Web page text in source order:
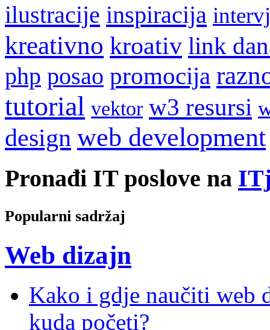
ilustracije inspiracija
kreativno kroativ link
php posao promocija
tutorial vektor w3 resursi
design web development
Pronađi IT poslove na
Popularni sadržaj
Web dizajn
Kako i gdje naučiti web
kuda početi?